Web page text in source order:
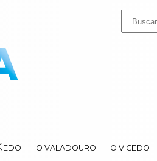
O VALADOURO O VICEDO